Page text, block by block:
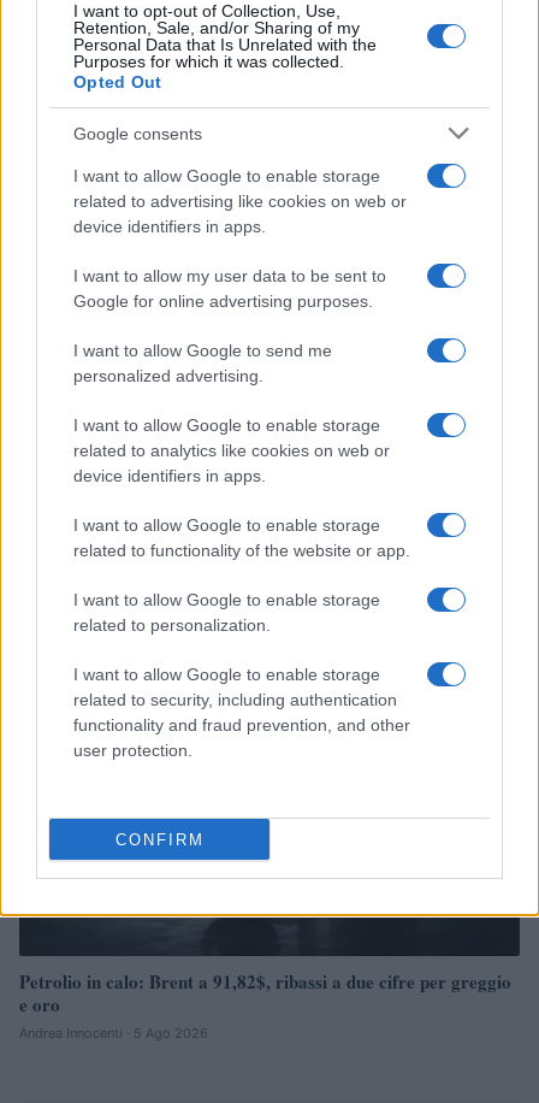
I want to opt-out of Collection, Use,
Retention, Sale, and/or Sharing of my
Personal Data that Is Unrelated with the
Purposes for which it was collected.
Opted Out
Google consents
I want to allow Google to enable storage
related to advertising like cookies on web or
device identifiers in apps.
I want to allow my user data to be sent to
Google for online advertising purposes.
I want to allow Google to send me
personalized advertising.
I want to allow Google to enable storage
related to analytics like cookies on web or
device identifiers in apps.
I want to allow Google to enable storage
related to functionality of the website or app.
I want to allow Google to enable storage
related to personalization.
I want to allow Google to enable storage
related to security, including authentication
functionality and fraud prevention, and other
user protection.
CONFIRM
Petrolio in calo, Brent a 88.9 USD dopo un ribasso del 8.3%
NEWS
Petrolio in calo: Brent a 88.9 dollari, ribassi diffusi tra le
materie prime
Andrea Innocenti · 6 Ago 2026
Petrolio in calo: Brent a 91,82$, ribassi a due cifre per greggio
e oro
Andrea Innocenti · 5 Ago 2026